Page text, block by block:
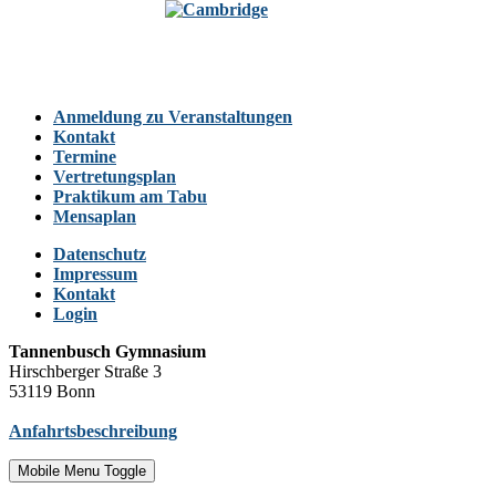
Anmeldung zu Veranstaltungen
Kontakt
Termine
Vertretungsplan
Praktikum am Tabu
Mensaplan
Datenschutz
Impressum
Kontakt
Login
Tannenbusch Gymnasium
Hirschberger Straße 3
53119 Bonn
Anfahrtsbeschreibung
Mobile Menu Toggle